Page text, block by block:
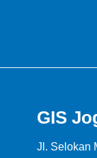
GIS
Jl. Selokan